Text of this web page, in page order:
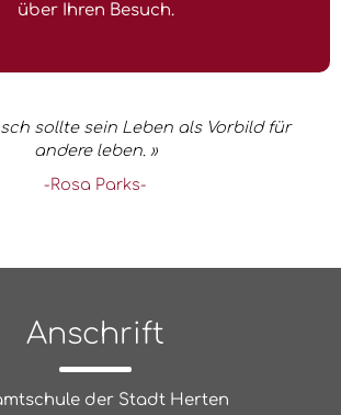
über Ihren Besuch.
sollte sein Leben als Vorbild für
andere leben. »
-Rosa Parks-
Anschrift
der Stadt Herten